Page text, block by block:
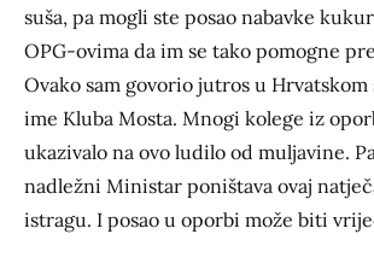
suša, pa mogli ste posao nabavke
OPG-ovima da im se tako pomogne
Ovako sam govorio jutros u Hrvatskom
ime Kluba Mosta. Mnogi kolege iz
ukazivalo na ovo ludilo od muljavine.
nadležni Ministar poništava ovaj
istragu. I posao u oporbi može biti